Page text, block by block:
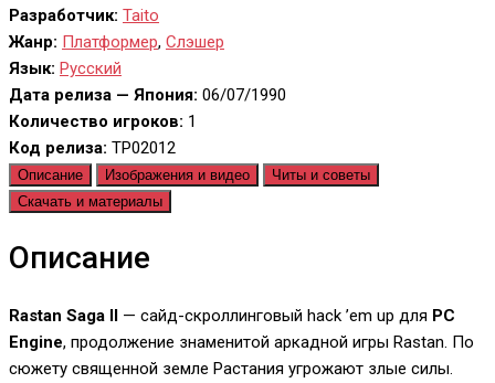
Разработчик: Taito
Жанр: Платформер, Слэшер
Язык: Русский
Дата релиза — Япония: 06/07/1990
Количество игроков: 1
Код релиза: TP02012
Описание Изображения и видео
Читы и советы
Скачать и материалы
Описание
Rastan Saga II — сайд-скроллинговый hack ’em up для PC
Engine, продолжение знаменитой аркадной игры Rastan. По
сюжету священной земле Растания угрожают злые силы.